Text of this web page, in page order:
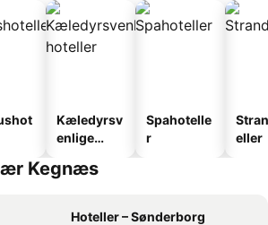
Kæledyrsv
enlige
Spahotelle
r
eller
Kegnæs
Hoteller – Sønderborg